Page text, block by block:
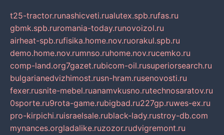
t25-tractor.runashicveti.rualutex.spb.rufas.ru
gbmk.spb.ruromania-today.runovoizol.ru
airheat-spb.rufisika.home.nov.ruorakul.spb.ru
demo.home.nov.rumnso.ruhome.nov.rucemko.ru
comp-land.org7gazet.rubicom-oil.rusuperiorsearch.ru
bulgarianedvizhimost.rusn-hram.rusenovosti.ru
fexer.rusnite-mebel.ruanamvkusno.rutechnosaratov.ru
0sporte.ru9rota-game.rubigbad.ru227gp.ruwes-ex.ru
pro-kirpichi.ruisraelsale.rublack-lady.rustroy-db.com
mynances.orgladalike.ruzozor.rudvigremont.ru